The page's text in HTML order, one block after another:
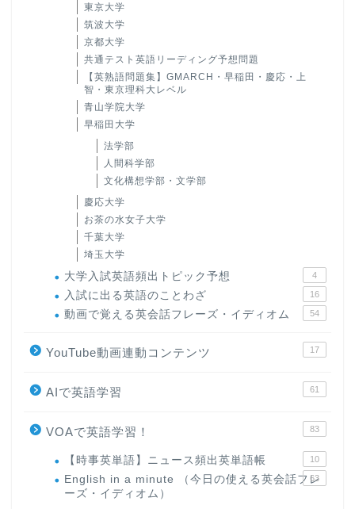
東京大学
筑波大学
京都大学
共通テスト英語リーディング予想問題
【英熟語問題集】GMARCH・早稲田・慶応・上
智・東京理科大レベル
青山学院大学
早稲田大学
法学部
人間科学部
文化構想学部・文学部
慶応大学
お茶の水女子大学
千葉大学
埼玉大学
大学入試英語頻出トピック予想 4
入試に出る英語のことわざ 16
動画で覚える英会話フレーズ・イディオム 54
YouTube動画連動コンテンツ 17
AIで英語学習 61
VOAで英語学習！ 83
【時事英単語】ニュース頻出英単語帳 10
English in a minute （今日の使える英会話フレ
ーズ・イディオム）
63